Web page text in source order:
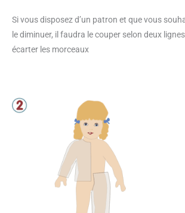
Si vous disposez d’un patron et que vous
le diminuer, il faudra le couper selon deux
écarter les morceaux